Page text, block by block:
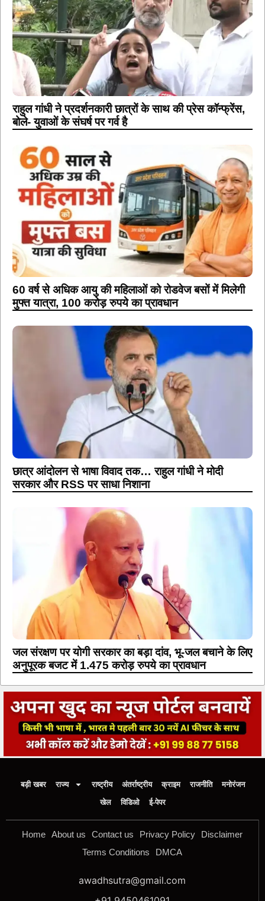
राहुल गांधी ने प्रदर्शनकारी छात्रों के साथ की प्रेस कॉन्फ्रेंस,
बोले- युवाओं के संघर्ष पर गर्व है
60 वर्ष से अधिक आयु की महिलाओं को रोडवेज बसों में मिलेगी
मुफ्त यात्रा, 100 करोड़ रुपये का प्रावधान
छात्र आंदोलन से भाषा विवाद तक… राहुल गांधी ने मोदी
सरकार और RSS पर साधा निशाना
जल संरक्षण पर योगी सरकार का बड़ा दांव, भू-जल बचाने के लिए
अनुपूरक बजट में 1.475 करोड़ रुपये का प्रावधान
बड़ी खबर राज्य राष्ट्रीय अंतर्राष्ट्रीय क्राइम राजनीति
मनोरंजन
खेल
विडिओ ई-पेपर
Home About us Contact us Privacy Policy
Disclaimer
Terms Conditions
DMCA
awadhsutra@gmail.com